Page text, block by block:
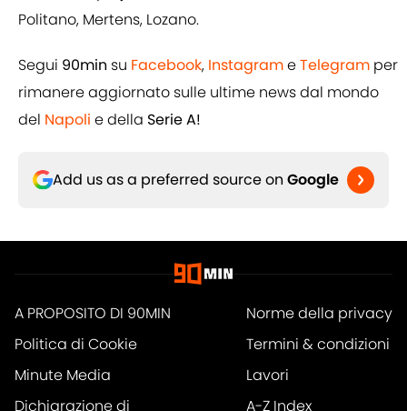
Politano, Mertens, Lozano.
Segui 90min su Facebook, InstagrameTelegram per
rimanere aggiornato sulle ultime news dal mondo
del Napoli e della Serie A!
Add us as a preferred source on Google
A PROPOSITO DI 90MIN
Norme della privacy
Politica di Cookie
Termini & condizioni
Minute Media
Lavori
Dichiarazione di
A-Z Index